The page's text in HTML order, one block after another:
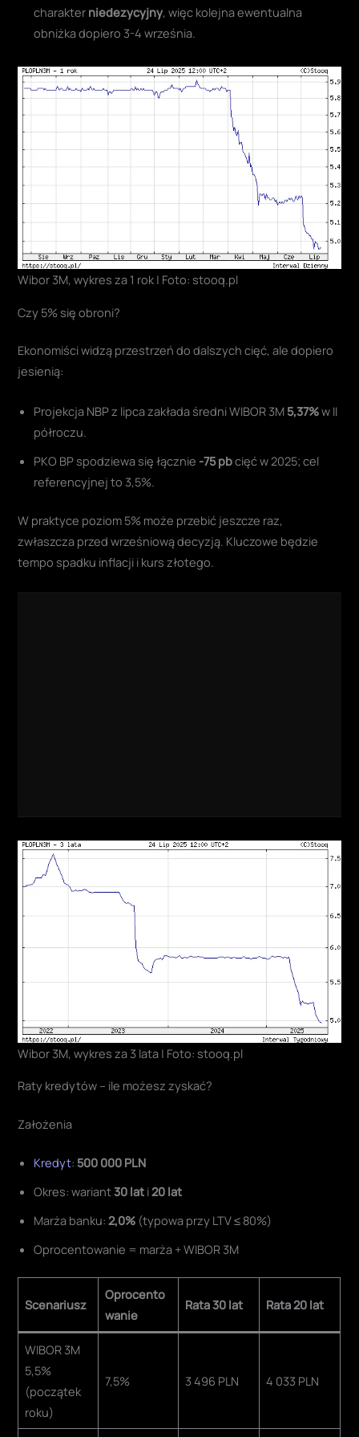
charakter niedezycyjny, więc kolejna ewentualna
obniżka dopiero 3-4 września.
Wibor 3M, wykres za 1 rok | Foto: stooq.pl
Czy 5% się obroni?
Ekonomiści widzą przestrzeń do dalszych cięć, ale dopiero
jesienią:
Projekcja NBP z lipca zakłada średni WIBOR 3M 5,37%w II
półroczu.
PKO BP spodziewa się łącznie -75 pbcięć w 2025; cel
referencyjnej to 3,5%.
W praktyce poziom 5% może przebić jeszcze raz,
zwłaszcza przed wrześniową decyzją. Kluczowe będzie
tempo spadku inflacji i kurs złotego.
Wibor 3M, wykres za 3 lata | Foto: stooq.pl
Raty kredytów – ile możesz zyskać?
Założenia
Kredyt: 500 000 PLN
Okres: wariant30 lat i20 lat
Marża banku:2,0% (typowa przy LTV ≤ 80%)
Oprocentowanie = marża + WIBOR 3M
Scenariusz
Oprocento
wanie
Rata 30 lat Rata 20 lat
WIBOR 3M
5,5%
(początek
roku)
7,5% 3 496 PLN 4 033 PLN